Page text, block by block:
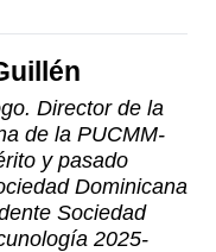
Director de la
de la PUCMM-
y pasado
Dominicana
Sociedad
2025-